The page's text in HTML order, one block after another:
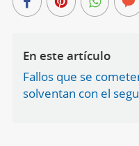
En este artículo
Fallos que se
solventan con el